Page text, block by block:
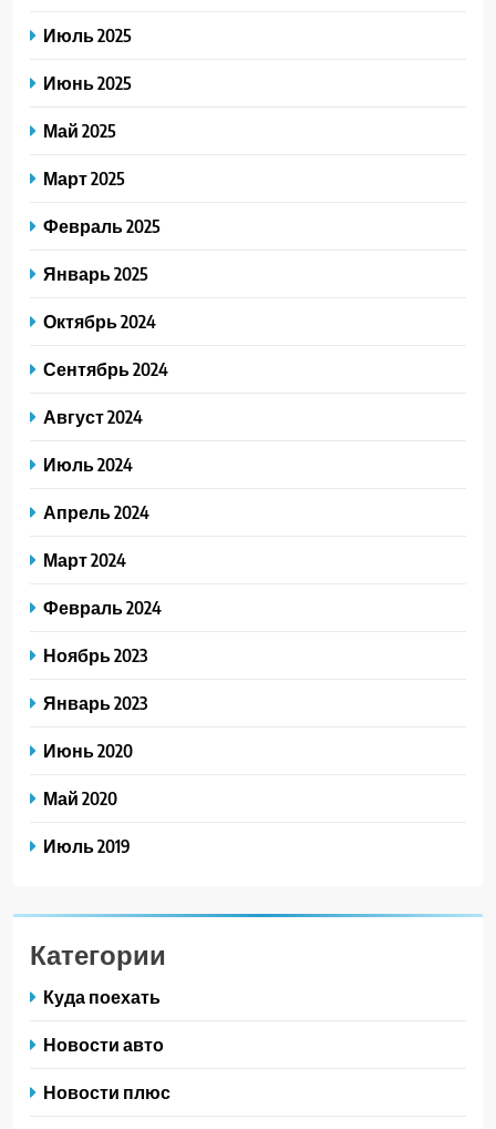
Июль 2025
Июнь 2025
Май 2025
Март 2025
Февраль 2025
Январь 2025
Октябрь 2024
Сентябрь 2024
Август 2024
Июль 2024
Апрель 2024
Март 2024
Февраль 2024
Ноябрь 2023
Январь 2023
Июнь 2020
Май 2020
Июль 2019
Категории
Куда поехать
Новости авто
Новости плюс